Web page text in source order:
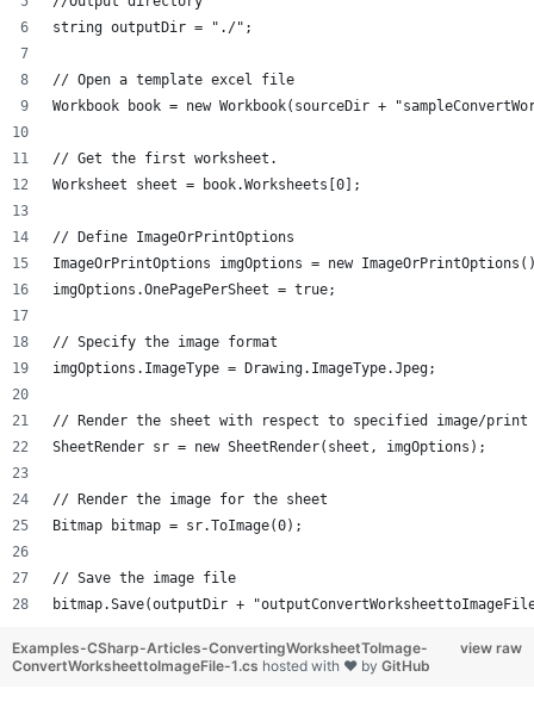
string outputDir = "./";
// Open a template excel file
Workbook book = new Workbook(sourceDir +
// Get the first worksheet.
Worksheet sheet = book.Worksheets[0];
// Define ImageOrPrintOptions
ImageOrPrintOptions imgOptions = new
imgOptions.OnePagePerSheet = true;
// Specify the image format
imgOptions.ImageType = Drawing.ImageType.Jpeg;
// Render the sheet with respect to specified image/print
SheetRender sr = new SheetRender(sheet, imgOptions);
// Render the image for the sheet
Bitmap bitmap = sr.ToImage(0);
// Save the image file
bitmap.Save(outputDir +
view raw
Examples-CSharp-Articles-ConvertingWorksheetToImage-
ConvertWorksheettoImageFile-1.cs hosted with ❤ by GitHub